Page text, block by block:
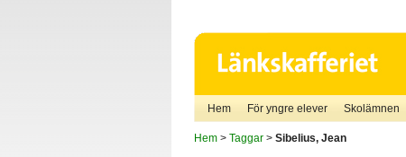
Hem För yngre elever Skolämnen
Hem> Taggar> Sibelius, Jean